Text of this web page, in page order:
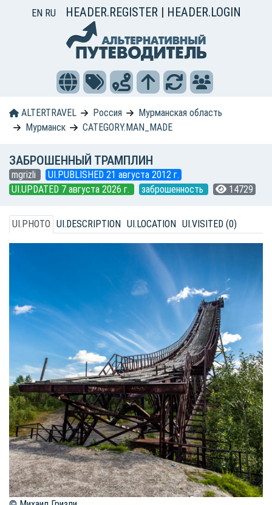
EN RU HEADER.REGISTER | HEADER.LOGIN
ALTERTRAVEL Россия
Мурманская область
Мурманск
CATEGORY.MAN_MADE
ЗАБРОШЕННЫЙ ТРАМПЛИН
mgrizli
UI.PUBLISHED 21 августа 2012 г.
UI.UPDATED 7 августа 2026 г.
заброшенность 14729
UI.PHOTO UI.DESCRIPTION UI.LOCATION UI.VISITED (0)